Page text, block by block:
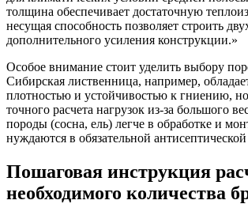
толщина обеспечивает достаточную
несущая способность позволяет строить
дополнительного усиления конструкции.»
Особое внимание стоит уделить выбору
Сибирская лиственница, например,
плотностью и устойчивостью к гниению, но
точного расчета нагрузок из-за большого
породы (сосна, ель) легче в обработке и
нуждаются в обязательной
Пошаговая инструкция
необходимого количества